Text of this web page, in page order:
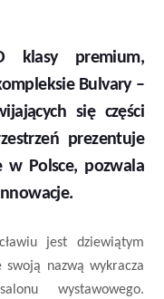
klasy premium,
Bulvary –
się części
prezentuje
Polsce, pozwala
jest dziewiątym
nazwą wykracza
wystawowego.